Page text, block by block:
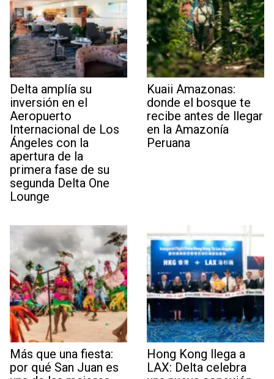
Delta amplía su
inversión en el
Aeropuerto
Internacional de Los
Ángeles con la
apertura de la
primera fase de su
segunda Delta One
Lounge
Kuaii Amazonas:
donde el bosque te
recibe antes de llegar
en la Amazonía
Peruana
Más que una fiesta:
por qué San Juan es
Hong Kong llega a
LAX: Delta celebra